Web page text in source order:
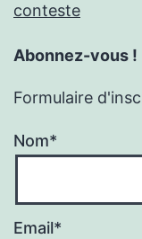
conteste
Abonnez-vous !
Formulaire
Nom*
Email*